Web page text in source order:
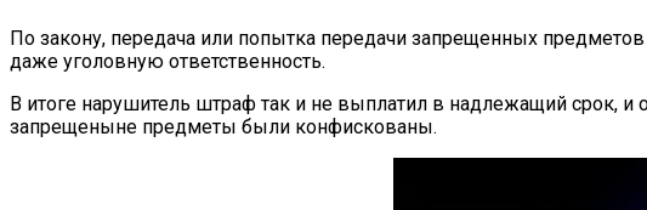
По закону, передача или попытка передачи запрещенных
даже уголовную ответственность.
В итоге нарушитель штраф так и не выплатил в надлежащий срок,
запрещеныне предметы были конфискованы.